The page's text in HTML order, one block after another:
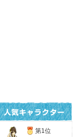
第1位